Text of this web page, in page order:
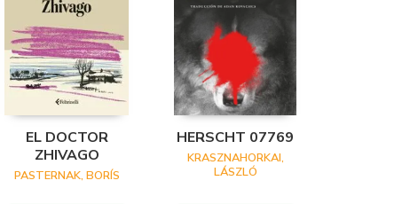
EL DOCTOR
ZHIVAGO
PASTERNAK, BORÍS
HERSCHT 07769
KRASZNAHORKAI,
LÁSZLÓ